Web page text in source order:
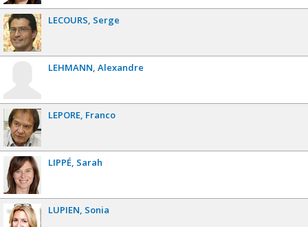
LECOURS Serge
LEHMANN Alexandre
LEPORE Franco
LIPPÉ Sarah
LUPIEN Sonia